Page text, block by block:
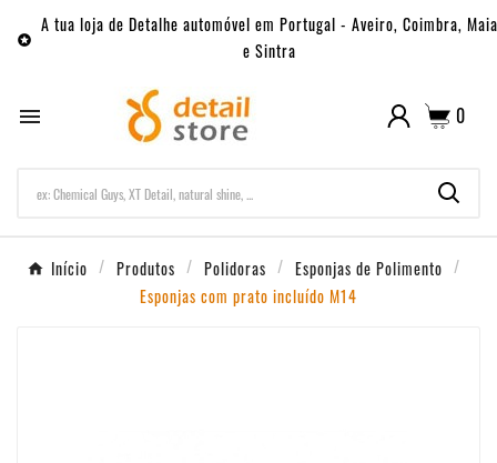

A tua loja de Detalhe automóvel em Portugal - Aveiro, Coimbra, Maia
e Sintra
 0
Início Produtos Polidoras
Esponjas de Polimento
Esponjas com prato incluído M14